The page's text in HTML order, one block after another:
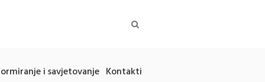
i savjetovanje Kontakti